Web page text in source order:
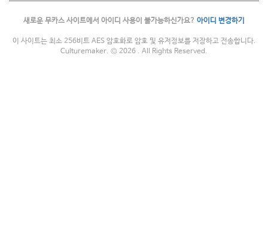
새로운 무카스 사이트에서 아이디 사용이 불가능하신가요? 아이디 변경하기
이 사이트는 최소 256비트 AES 암호화로 암호 및 유저정보를 저장하고 전송합니다.
Culturemaker. © 2026 . All Rights Reserved.